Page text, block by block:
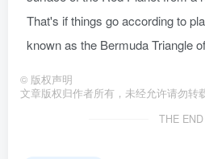
That's if things go according to
known as the Bermuda Triangle
© 版权声明
文章版权归作者所有，未经允许请勿转载
THE END